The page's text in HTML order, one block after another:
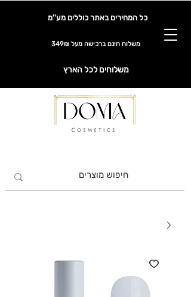
כל המחירים באתר כוללים מע''מ
משלוח חינם ברכישה מעל 349₪
משלוחים לכל הארץ